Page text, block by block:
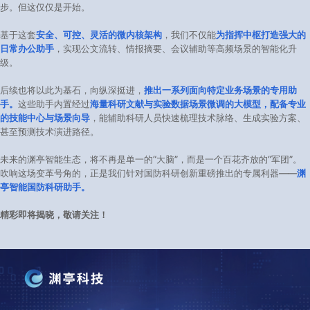
步。但这仅仅是开始。
基于这套安全、可控、灵活的微内核架构 ，我们不仅能为指挥中枢打造强大的
日常办公助手 ，实现公文流转、情报摘要、会议辅助等高频场景的智能化升
级。
后续也将以此为基石，向纵深挺进， 推出一系列面向特定业务场景的专用助
手。 这些助手内置经过海量科研文献与实验数据场景微调的大模型，配备专业
的技能中心与场景向导 ，能辅助科研人员快速梳理技术脉络、生成实验方案、
甚至预测技术演进路径。
未来的渊亭智能生态，将不再是单一的“大脑”，而是一个百花齐放的“军团”。
吹响这场变革号角的，正是我们针对国防科研创新重磅推出的专属利器——渊
亭智能国防科研助手。
精彩即将揭晓，敬请关注！